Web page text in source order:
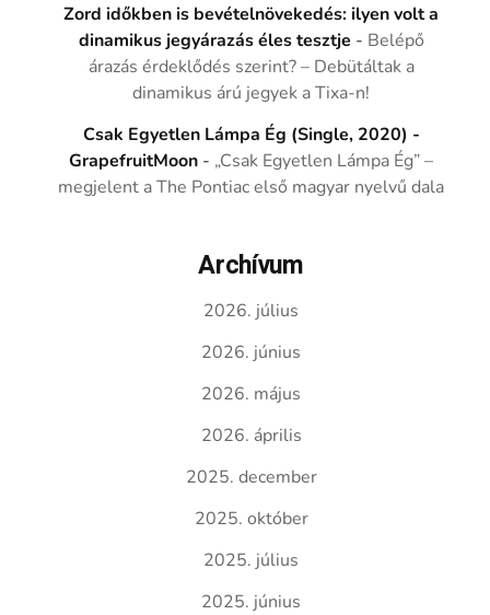
Zord időkben is bevételnövekedés: ilyen volt a
dinamikus jegyárazás éles tesztje - Belépő
árazás érdeklődés szerint? – Debütáltak a
dinamikus árú jegyek a Tixa-n!
Csak Egyetlen Lámpa Ég (Single, 2020) -
GrapefruitMoon - „Csak Egyetlen Lámpa Ég” –
megjelent a The Pontiac első magyar nyelvű dala
Archívum
2026. július
2026. június
2026. május
2026. április
2025. december
2025. október
2025. július
2025. június